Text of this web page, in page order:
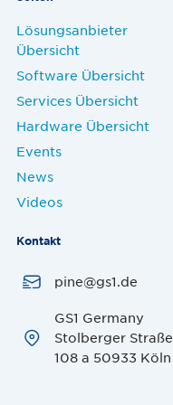
Lösungsanbieter
Übersicht
Software Übersicht
Services Übersicht
Hardware Übersicht
Events
News
Videos
Kontakt
pine@gs1.de
GS1 Germany
Stolberger Straße
108 a 50933 Köln